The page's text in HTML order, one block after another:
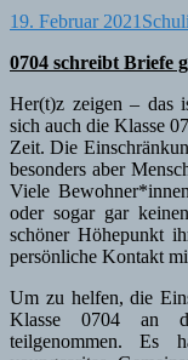
19. Februar 2021
0704 schreibt Briefe
Her(t)z zeigen – das
sich auch die Klasse
Zeit. Die
besonders aber
Viele
oder sogar gar
schöner Höhepunkt
persönliche Kontakt
Um zu helfen, die
Klasse 0704 an
teilgenommen. Es